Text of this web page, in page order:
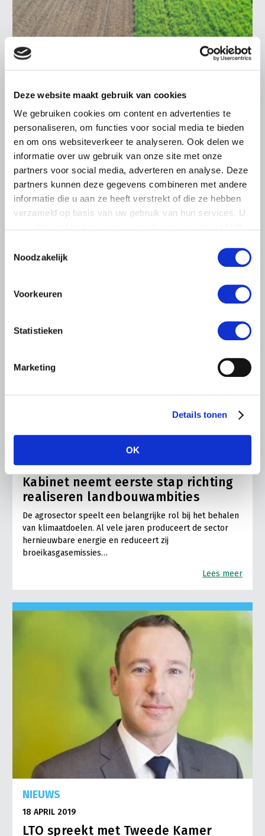
Deze website maakt gebruik van cookies
We gebruiken cookies om content en advertenties te
personaliseren, om functies voor social media te bieden
en om ons websiteverkeer te analyseren. Ook delen we
informatie over uw gebruik van onze site met onze
partners voor social media, adverteren en analyse. Deze
partners kunnen deze gegevens combineren met andere
informatie die u aan ze heeft verstrekt of die ze hebben
verzameld op basis van uw gebruik van hun services. U
Noodzakelijk
Voorkeuren
Statistieken
Marketing
Details tonen
OK
NIEUWS
8 AUGUSTUS 2019
IPCC-rapport klimaat en
voedselzekerheid
Het IPCC, een wereldwijde organisatie voor
klimaatvraagstukken, heeft vandaag een rapport
uitgebracht over klimaatverandering en landgebruik. Een
van de belangrijkste…
28 JUNI 2019
Kabinet neemt eerste stap richting
realiseren landbouwambities
De agrosector speelt een belangrijke rol bij het behalen
van klimaatdoelen. Al vele jaren produceert de sector
hernieuwbare energie en reduceert zij
broeikasgasemissies…
Lees meer
NIEUWS
18 APRIL 2019
LTO spreekt met Tweede Kamer